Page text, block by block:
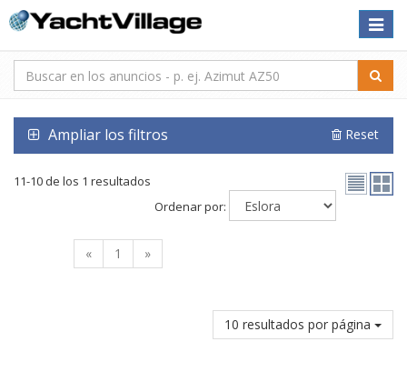
Toggle
Ampliar los filtros Reset
11-10 de los 1 resultados
Ordenar por:
« 1 »
10 resultados por página